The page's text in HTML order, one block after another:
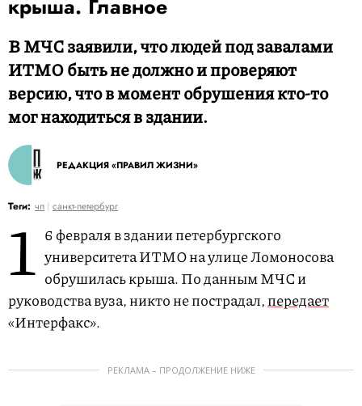
крыша. Главное
В МЧС заявили, что людей под завалами
ИТМО быть не должно и проверяют
версию, что в момент обрушения кто-то
мог находиться в здании.
РЕДАКЦИЯ «ПРАВИЛ ЖИЗНИ»
Теги: чп санкт-петербург
1 6 февраля в здании петербургского
университета ИТМО на улице Ломоносова
обрушилась крыша. По данным МЧС и
руководства вуза, никто не пострадал,передает
«Интерфакс».
РЕКЛАМА – ПРОДОЛЖЕНИЕ НИЖЕ